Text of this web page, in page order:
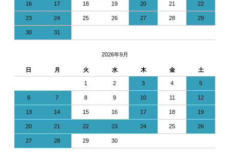
16 17 18 19 20 21 22
23 24 25 26 27 28 29
30 31
2026年9月
日 月 火 水 木 金 土
1 2 3 4 5
6 7 8 9 10 11 12
13 14 15 16 17 18 19
20 21 22 23 24 25 26
27 28 29 30